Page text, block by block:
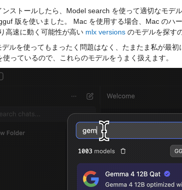
ストールしたら、Model search を使って適切なモデル
版を使いました。 Mac を使用する場合、 Mac のハ
高速に動く可能性が高い mlx versions のモデルを探す
ルを使ってもまったく問題はなく、たまたま私が最
っているので、これらのモデルをうまく扱えます。